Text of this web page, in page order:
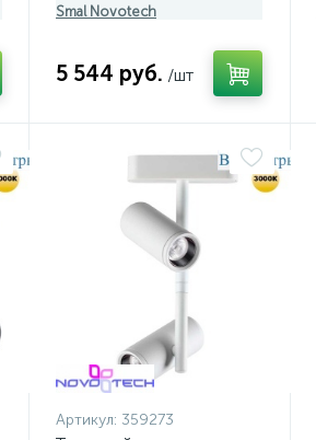
Smal Novotech
5 544 руб. /шт
Артикул: 359273